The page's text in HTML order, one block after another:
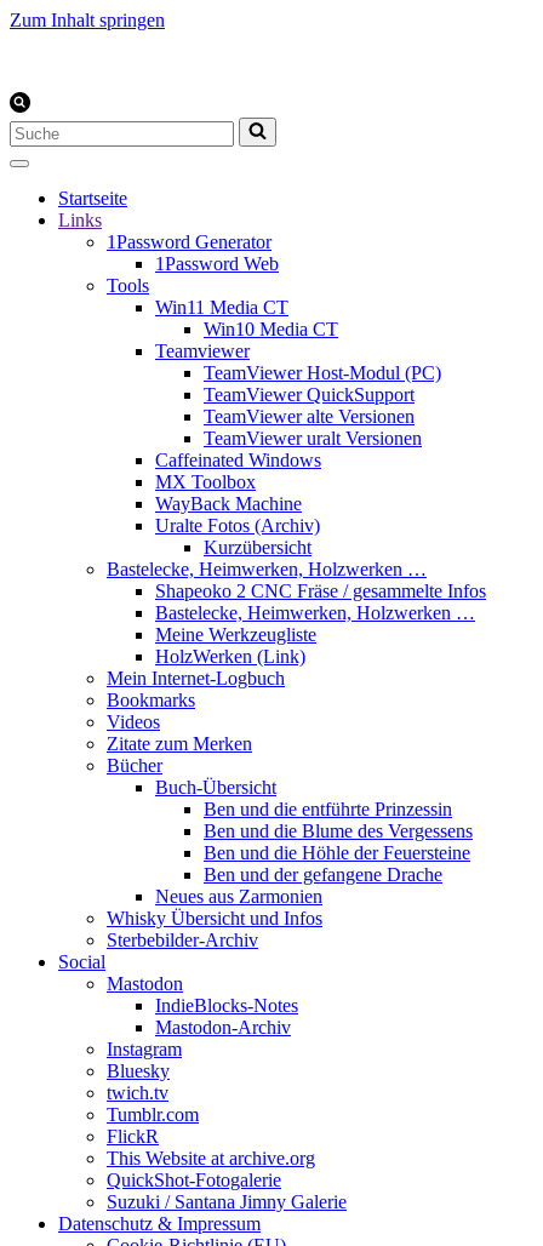
Zum Inhalt springen
Suchen
nach …
Startseite
Links
1Password Generator
1Password Web
Tools
Win11 Media CT
Win10 Media CT
Teamviewer
TeamViewer Host-Modul (PC)
TeamViewer QuickSupport
TeamViewer alte Versionen
TeamViewer uralt Versionen
Caffeinated Windows
MX Toolbox
WayBack Machine
Uralte Fotos (Archiv)
Kurzübersicht
Bastelecke, Heimwerken, Holzwerken …
Shapeoko 2 CNC Fräse / gesammelte Infos
Bastelecke, Heimwerken, Holzwerken …
Meine Werkzeugliste
HolzWerken (Link)
Mein Internet-Logbuch
Bookmarks
Videos
Zitate zum Merken
Bücher
Buch-Übersicht
Ben und die entführte Prinzessin
Ben und die Blume des Vergessens
Ben und die Höhle der Feuersteine
Ben und der gefangene Drache
Neues aus Zarmonien
Whisky Übersicht und Infos
Sterbebilder-Archiv
Social
Mastodon
IndieBlocks-Notes
Mastodon-Archiv
Instagram
Bluesky
twich.tv
Tumblr.com
FlickR
This Website at archive.org
QuickShot-Fotogalerie
Suzuki / Santana Jimny Galerie
Datenschutz & Impressum